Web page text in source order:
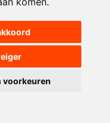
voorkeuren